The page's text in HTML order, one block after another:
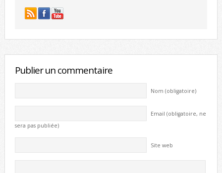
Publier un commentaire
Nom (obligatoire)
Email (obligatoire, ne
sera pas publiée)
Site web